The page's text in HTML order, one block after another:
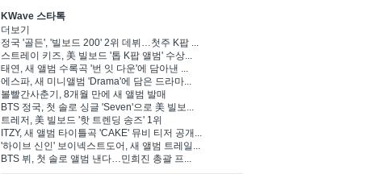
KWave 스타톡
더보기
정국 '골든', '빌보드 200' 2위 데뷔…첫주 K팝 ...
스트레이 키즈, 美 빌보드 '톱 K팝 앨범' 수상...
태연, 새 앨범 수록곡 '번 잇 다운'에 담아낸 ...
에스파, 새 미니앨범 'Drama'에 담은 드라마...
볼빨간사춘기, 8개월 만에 새 앨범 발매
BTS 정국, 첫 솔로 싱글 'Seven'으로 美 빌보...
트레저, 美 빌보드 '핫 트렌딩 송즈' 1위
ITZY, 새 앨범 타이틀곡 'CAKE' 뮤비 티저 공개...
'하이브 신인' 보이넥스트도어, 새 앨범 트레일...
BTS 뷔, 첫 솔로 앨범 낸다…민희진 총괄 프...